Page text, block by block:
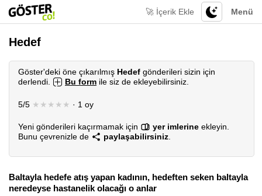
Menü
🚀 İçerik Ekle
Hedef
Göster'deki öne çıkarılmış Hedef gönderileri sizin için
derlendi.
Bu form ile siz de ekleyebilirsiniz.
5/5 ★★★★★ · 1 oy
Yeni gönderileri kaçırmamak için yer imlerine ekleyin.
Bunu çevrenizle de
paylaşabilirsiniz
Baltayla hedefe atış yapan kadının, hedeften seken baltayla
neredeyse hastanelik olacağı o anlar